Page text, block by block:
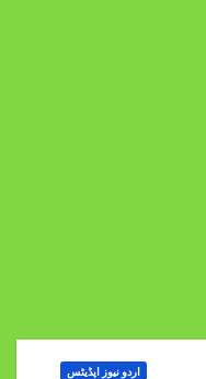
اردو نیوز اپڈیٹس